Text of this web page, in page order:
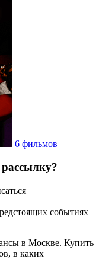
6 фильмов
событиях
в Москве. Купить
в каких